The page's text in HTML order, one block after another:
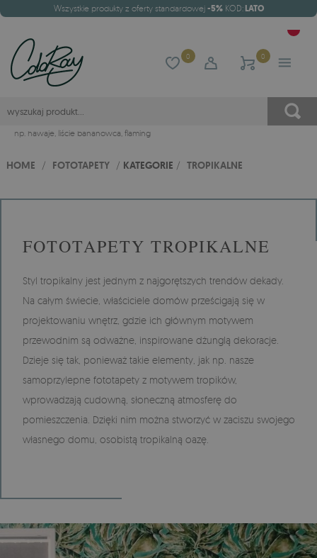
Wszystkie produkty z oferty standardowej -5%KOD:LATO
0 0
np. hawaje, liście bananowca, flaming
HOME / FOTOTAPETY / KATEGORIE / TROPIKALNE
FOTOTAPETY TROPIKALNE
Styl tropikalny jest jednym z najgorętszych trendów dekady.
Na całym świecie, właściciele domów prześcigają się w
projektowaniu wnętrz, gdzie ich głównym motywem
przewodnim są odważne, inspirowane dżunglą dekoracje.
Dzieje się tak, ponieważ takie elementy, jak np. nasze
samoprzylepne fototapety z motywem tropików,
wprowadzają cudowną, słoneczną atmosferę do
pomieszczenia. Dzięki nim można stworzyć w zaciszu swojego
własnego domu, osobistą tropikalną oazę.